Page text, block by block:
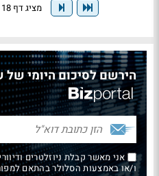
מציג דף 18 מתוך 18
הירשם לסיכום היומי של
אני מאשר קבלת ניוזלטרים
ו/או באמצעות הסלולר בהתאם למפורט בסעיף 10